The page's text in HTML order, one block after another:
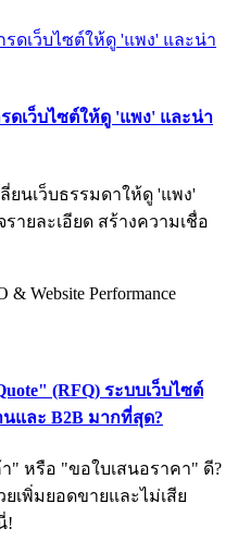
ดเว็บไซต์ให้ดู 'แพง' และน่า
ลี่ยนเว็บธรรมดาให้ดู 'แพง'
ายละเอียด สร้างความเชื่อ
& Website Performance
(RFQ) ระบบเว็บไซต์
และ B2B มากที่สุด?
" หรือ "ขอใบเสนอราคา" ดี?
เพิ่มยอดขายและไม่เสีย
!